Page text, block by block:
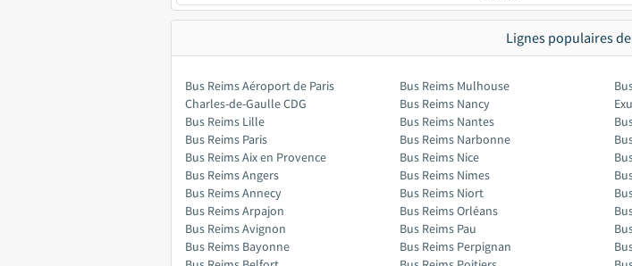
Lignes populaires
Bus Reims Aéroport de Paris
Charles-de-Gaulle CDG
Bus Reims Lille
Bus Reims Paris
Bus Reims Aix en Provence
Bus Reims Angers
Bus Reims Annecy
Bus Reims Arpajon
Bus Reims Avignon
Bus Reims Bayonne
Bus Reims Mulhouse
Bus Reims Nancy
Bus Reims Nantes
Bus Reims Narbonne
Bus Reims Nice
Bus Reims Nimes
Bus Reims Niort
Bus Reims Orléans
Bus Reims Pau
Bus Reims Perpignan